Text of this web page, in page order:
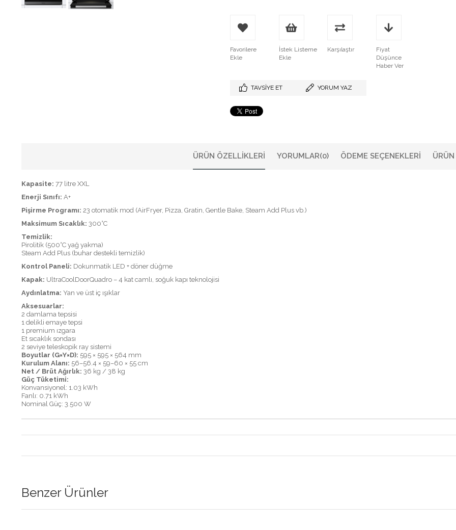
Favorilere
Ekle
İstek Listeme
Ekle
Karşılaştır
Fiyat
Düşünce
Haber Ver
TAVSIYE ET YORUM YAZ
ÜRÜN ÖZELLIKLERI YORUMLAR(0) ÖDEME SEÇENEKLERI
Kapasite: 77 litre XXL
Enerji Sınıfı: A+
Pişirme Programı: 23 otomatik mod (AirFryer, Pizza, Gratin, Gentle Bake, Steam Add Plus vb.)
Maksimum Sıcaklık: 300°C
Temizlik:
Pirolitik (500°C yağ yakma)
Steam Add Plus (buhar destekli temizlik)
Kontrol Paneli: Dokunmatik LED + döner düğme
Kapak: UltraCoolDoorQuadro – 4 kat camlı, soğuk kapı teknolojisi
Aydınlatma: Yan ve üst iç ışıklar
Aksesuarlar:
2 damlama tepsisi
1 delikli emaye tepsi
1 premium ızgara
Et sıcaklık sondası
2 seviye teleskopik ray sistemi
Boyutlar (G×Y×D): 595 × 595 × 564 mm
Kurulum Alanı: 56–56.4 × 59–60 × 55 cm
Net / Brüt Ağırlık: 36 kg / 38 kg
Güç Tüketimi:
Konvansiyonel: 1.03 kWh
Fanlı: 0.71 kWh
Nominal Güç: 3.500 W
Benzer Ürünler